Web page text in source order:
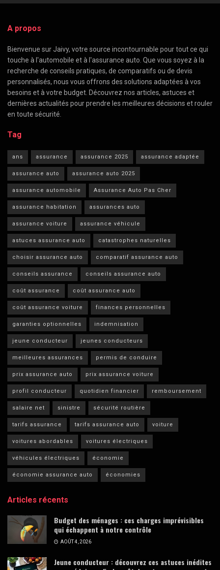
A propos
Bienvenue sur Jaivy, votre source incontournable pour tout ce qui
touche à l'automobile et à l'assurance auto. Que vous soyez à la
recherche de conseils pratiques, de comparatifs ou de devis
personnalisés, nous vous offrons des solutions adaptées à vos
besoins et à votre budget. Découvrez nos articles, astuces et
dernières actualités pour prendre les meilleures décisions et rouler
en toute sécurité.
Tag
ans assurance assurance 2025 assurance adaptée
assurance auto assurance auto 2025
assurance automobile Assurance Auto Pas Cher
assurance habitation assurances auto
assurance voiture assurance véhicule
astuces assurance auto catastrophes naturelles
choisir assurance auto comparatif assurance auto
conseils assurance conseils assurance auto
coût assurance coût assurance auto
coût assurance voiture finances personnelles
garanties optionnelles indemnisation
jeune conducteur jeunes conducteurs
meilleures assurances permis de conduire
prix assurance auto prix assurance voiture
profil conducteur quotidien financier remboursement
salaire net sinistre sécurité routière
tarifs assurance tarifs assurance auto voiture
voitures abordables voitures électriques
véhicules électriques économie
économie assurance auto économies
Articles récents
Budget des ménages : ces charges imprévisibles
qui échappent à notre contrôle
AOÛT 4, 2026
Jeune conducteur : découvrez ces astuces inédites